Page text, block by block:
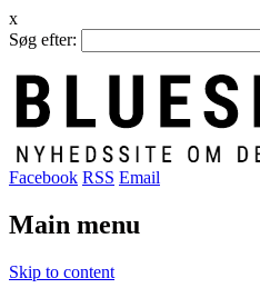
x
Søg efter:
Facebook RSS Email
Main menu
Skip to content